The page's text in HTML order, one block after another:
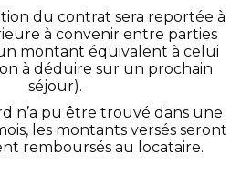
du contrat sera reportée à
à convenir entre parties
montant équivalent à celui
à déduire sur un prochain
séjour).
n’a pu être trouvé dans une
les montants versés seront
remboursés au locataire.